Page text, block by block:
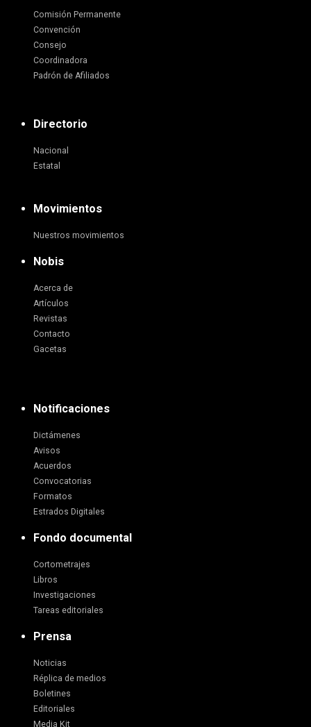
Comisión Permanente
Convención
Consejo
Coordinadora
Padrón de Afiliados
Directorio
Nacional
Estatal
Movimientos
Nuestros movimientos
Nobis
Acerca de
Artículos
Revistas
Contacto
Gacetas
Notificaciones
Dictámenes
Avisos
Acuerdos
Convocatorias
Formatos
Estrados Digitales
Fondo documental
Cortometrajes
Libros
Investigaciones
Tareas editoriales
Prensa
Noticias
Réplica de medios
Boletines
Editoriales
Media Kit